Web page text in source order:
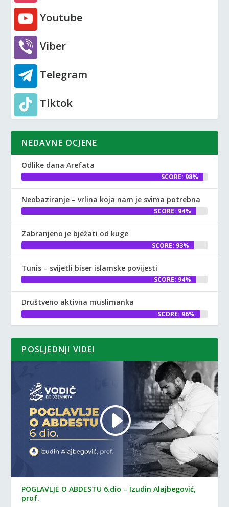
Youtube
Viber
Telegram
Tiktok
NEDAVNE OCJENE
Odlike dana Arefata
SCORE: 98%
Neobaziranje – vrlina koja nam je svima potrebna
SCORE: 94%
Zabranjeno je bježati od kuge
SCORE: 93%
Tunis – svijetli biser islamske povijesti
SCORE: 94%
Društveno aktivna muslimanka
SCORE: 96%
POSLJEDNJI VIDEI
POGLAVLJE O ABDESTU 6.dio – Izudin Alajbegović,
prof.